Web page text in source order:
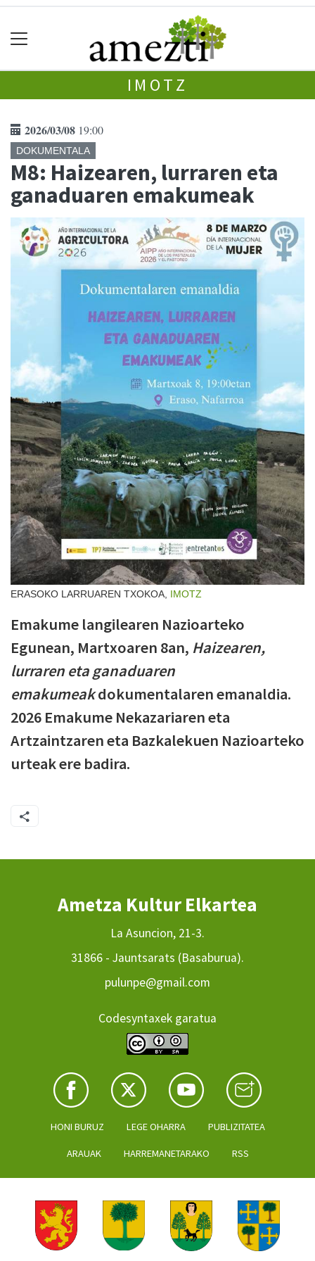
IMOTZ
2026/03/08 19:00
DOKUMENTALA
M8: Haizearen, lurraren eta
ganaduaren emakumeak
ERASOKO LARRUAREN TXOKOA, IMOTZ
Emakume langilearen Nazioarteko
Egunean, Martxoaren 8an, Haizearen,
lurraren eta ganaduaren
emakumeakdokumentalaren emanaldia.
2026 Emakume Nekazariaren eta
Artzaintzaren eta Bazkalekuen Nazioarteko
urteak ere badira.
Ametza Kultur Elkartea
La Asuncion, 21-3.
31866 - Jauntsarats (Basaburua).
pulunpe@gmail.com
Codesyntaxek garatua
HONI BURUZ LEGE OHARRA PUBLIZITATEA
ARAUAK HARREMANETARAKO RSS